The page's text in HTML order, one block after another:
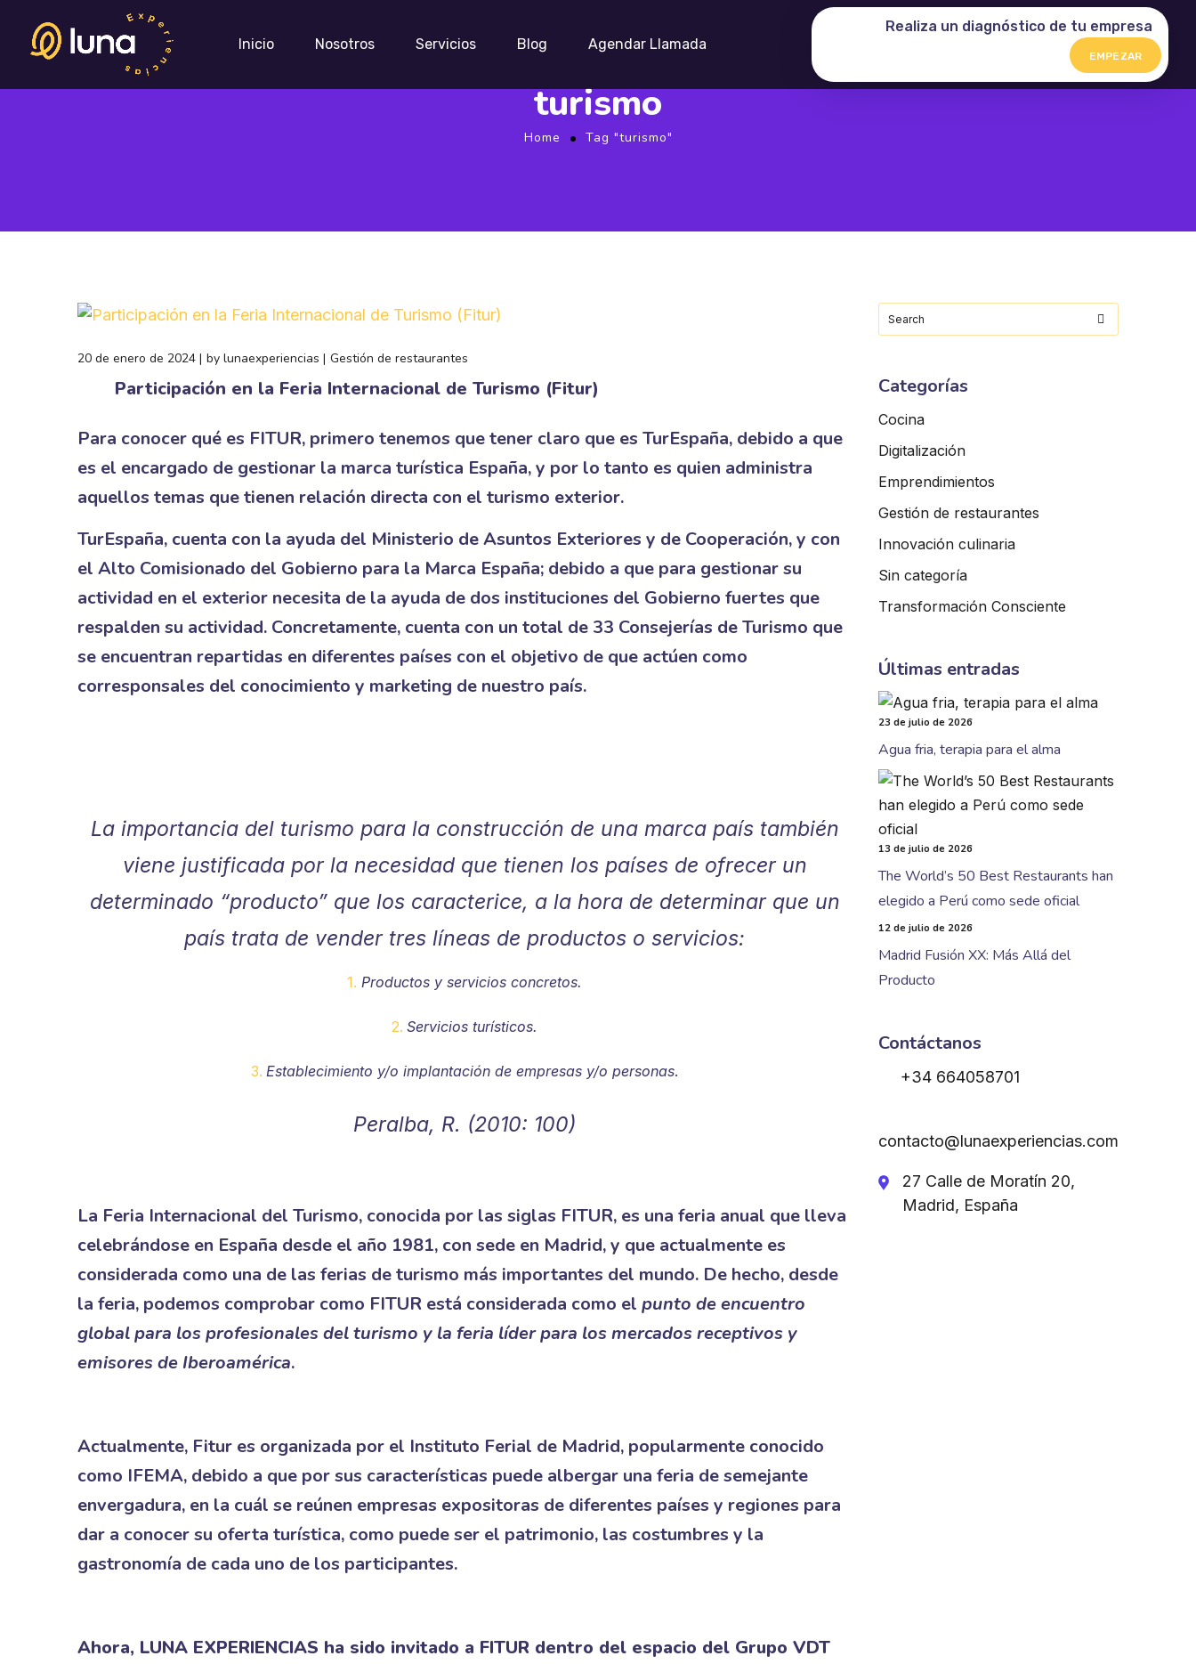
Inicio Nosotros Servicios Blog Agendar Llamada
Realiza un diagnóstico de tu empresa
EMPEZAR
turismo
Home Tag "turismo"
20 de enero de 2024 by lunaexperiencias Gestión de restaurantes
Participación en la Feria Internacional de Turismo (Fitur)
Para conocer qué es FITUR, primero tenemos que tener claro que es TurEspaña, debido a que
es el encargado de gestionar la marca turística España, y por lo tanto es quien administra
aquellos temas que tienen relación directa con el turismo exterior.
TurEspaña, cuenta con la ayuda del Ministerio de Asuntos Exteriores y de Cooperación, y con
el Alto Comisionado del Gobierno para la Marca España; debido a que para gestionar su
actividad en el exterior necesita de la ayuda de dos instituciones del Gobierno fuertes que
respalden su actividad. Concretamente, cuenta con un total de 33 Consejerías de Turismo que
se encuentran repartidas en diferentes países con el objetivo de que actúen como
corresponsales del conocimiento y marketing de nuestro país.
La importancia del turismo para la construcción de una marca país también
viene justificada por la necesidad que tienen los países de ofrecer un
determinado “producto” que los caracterice, a la hora de determinar que un
país trata de vender tres líneas de productos o servicios:
Productos y servicios concretos.
Servicios turísticos.
Establecimiento y/o implantación de empresas y/o personas.
Peralba, R. (2010: 100)
La Feria Internacional del Turismo, conocida por las siglas FITUR, es una feria anual que lleva
celebrándose en España desde el año 1981, con sede en Madrid, y que actualmente es
considerada como una de las ferias de turismo más importantes del mundo. De hecho, desde
la feria, podemos comprobar como FITUR está considerada como el punto de encuentro
global para los profesionales del turismo y la feria líder para los mercados receptivos y
emisores de Iberoamérica.
Actualmente, Fitur es organizada por el Instituto Ferial de Madrid, popularmente conocido
como IFEMA, debido a que por sus características puede albergar una feria de semejante
envergadura, en la cuál se reúnen empresas expositoras de diferentes países y regiones para
dar a conocer su oferta turística, como puede ser el patrimonio, las costumbres y la
gastronomía de cada uno de los participantes.
Ahora, LUNA EXPERIENCIAS ha sido invitado a FITUR dentro del espacio del Grupo VDT
Categorías
Cocina
Digitalización
Emprendimientos
Gestión de restaurantes
Innovación culinaria
Sin categoría
Transformación Consciente
Últimas entradas
23 de julio de 2026
Agua fria, terapia para el alma
13 de julio de 2026
The World’s 50 Best Restaurants han
elegido a Perú como sede oficial
12 de julio de 2026
Madrid Fusión XX: Más Allá del
Producto
Contáctanos
+34 664058701
contacto@lunaexperiencias.com
27 Calle de Moratín 20,
Madrid, España